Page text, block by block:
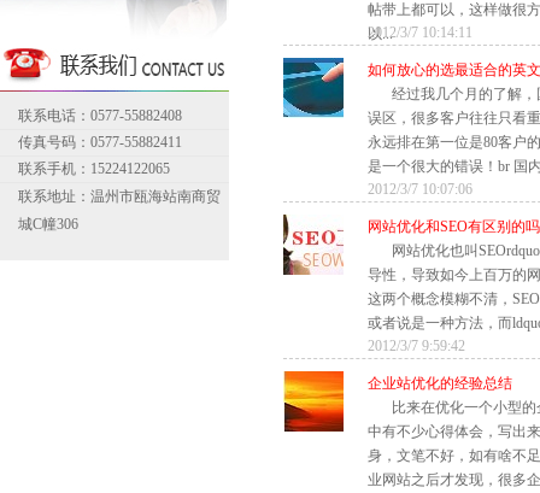
联系电话：0577-55882408
传真号码：0577-55882411
联系手机：15224122065
联系地址：温州市瓯海站南商贸
城C幢306
帖带上都可以，这样做很
以...
2012/3/7 10:14:11
如何放心的选最适合的英
经过我几个月的了解
误区，很多客户往往只看
永远排在第一位是80客户
是一个很大的错误！br 国
2012/3/7 10:07:06
网站优化和SEO有区别的
网站优化也叫
导性，导致如今上百万的
这两个概念模糊不清，
或者说是一种方法，而
2012/3/7 9:59:42
企业站优化的经验总结
比来在优化一个小型
中有不少心得体会，写出
身，文笔不好，如有啥不
业网站之后才发现，很多